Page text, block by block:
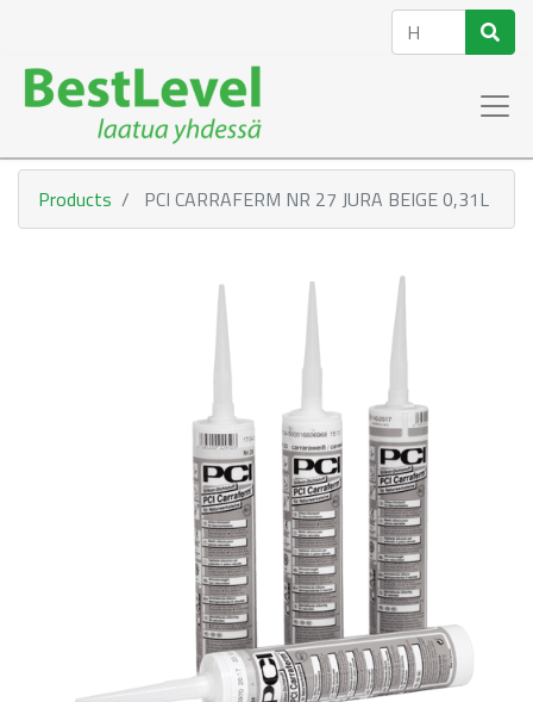
Products PCI CARRAFERM NR 27 JURA BEIGE 0,31L